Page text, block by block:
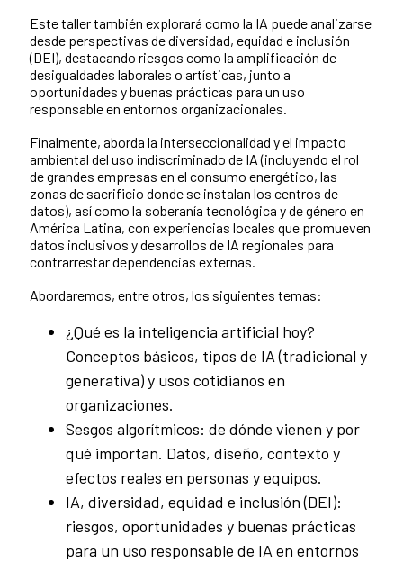
Este taller también explorará como la IA puede analizarse
desde perspectivas de diversidad, equidad e inclusión
(DEI), destacando riesgos como la amplificación de
desigualdades laborales o artísticas, junto a
oportunidades y buenas prácticas para un uso
responsable en entornos organizacionales.
Finalmente, aborda la interseccionalidad y el impacto
ambiental del uso indiscriminado de IA (incluyendo el rol
de grandes empresas en el consumo energético, las
zonas de sacrificio donde se instalan los centros de
datos), así como la soberanía tecnológica y de género en
América Latina, con experiencias locales que promueven
datos inclusivos y desarrollos de IA regionales para
contrarrestar dependencias externas.
Abordaremos, entre otros, los siguientes temas:
¿Qué es la inteligencia artificial hoy?
Conceptos básicos, tipos de IA (tradicional y
generativa) y usos cotidianos en
organizaciones.
Sesgos algorítmicos: de dónde vienen y por
qué importan. Datos, diseño, contexto y
efectos reales en personas y equipos.
IA, diversidad, equidad e inclusión (DEI):
riesgos, oportunidades y buenas prácticas
para un uso responsable de IA en entornos